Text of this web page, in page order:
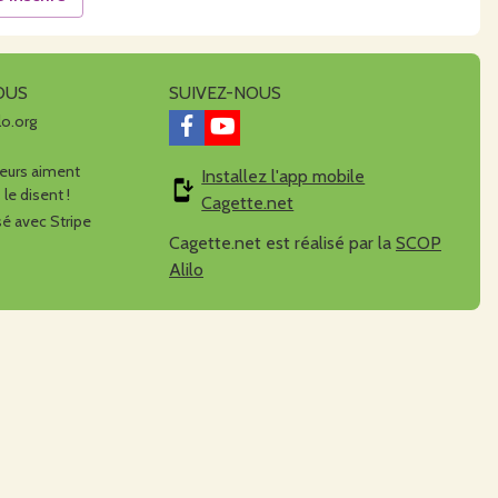
aiment
disent !
avec Stripe
SUIVEZ-NOUS
Installez l'app mobile
Cagette.net
Cagette.net est réalisé par la SCOP
Alilo